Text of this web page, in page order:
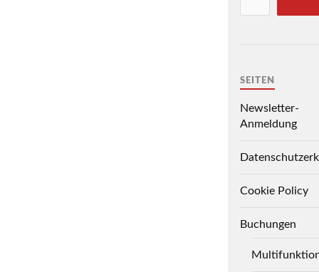
SEITEN
Newsletter-
Anmeldung
Cookie Policy
Buchungen